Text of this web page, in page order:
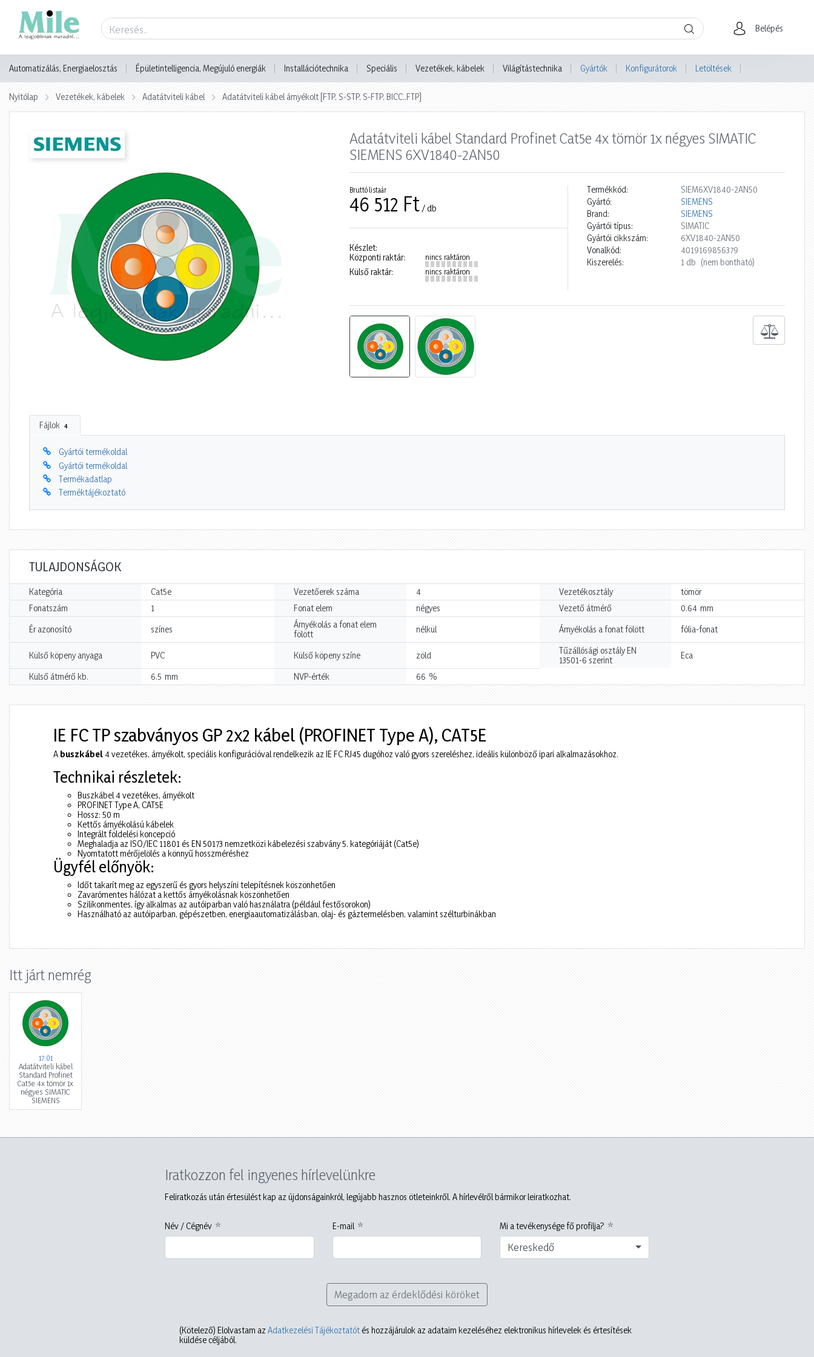
Belépés
Automatizálás, Energiaelosztás Épületintelligencia, Megújuló energiák Installációtechnika Speciális Vezetékek, kábelek Világítástechnika Gyártók Konfigurátorok Letöltések
Nyitólap Vezetékek, kábelek Adatátviteli kábel Adatátviteli kábel árnyékolt [FTP, S-STP, S-FTP, BICC..FTP]
Adatátviteli kábel Standard Profinet Cat5e 4x tömör 1x négyes SIMATIC
SIEMENS 6XV1840-2AN50
Bruttó listaár
46 512 Ft / db
Készlet:
Központi raktár:
nincs raktáron
Külső raktár: nincs raktáron
Termékkód:
SIEM6XV1840-2AN50
Gyártó:
SIEMENS
Brand:
SIEMENS
Gyártói típus:
SIMATIC
Gyártói cikkszám:
6XV1840-2AN50
Vonalkód:
4019169856379
Kiszerelés:
1 db (nem bontható)
Fájlok 4
Gyártói termékoldal
Gyártói termékoldal
Termékadatlap
Terméktájékoztató
TULAJDONSÁGOK
Kategória Cat5e Vezetőerek száma 4 Vezetékosztály
tömör
Fonatszám
1 Fonat elem négyes Vezető átmérő 0.64 mm
Ér azonosító színes
Árnyékolás a fonat elem
fölött
nélkül Árnyékolás a fonat fölött fólia-fonat
Külső köpeny anyaga PVC Külső köpeny színe zöld
Tűzállósági osztály EN
13501-6 szerint
Eca
Külső átmérő kb. 6.5 mm NVP-érték 66 %
IE FC TP szabványos GP 2x2 kábel (PROFINET Type A), CAT5E
A buszkábel 4 vezetékes, árnyékolt, speciális konfigurációval rendelkezik az IE FC RJ45 dugóhoz való gyors szereléshez, ideális különböző ipari alkalmazásokhoz.
Technikai részletek:
Buszkábel 4 vezetékes, árnyékolt
PROFINET Type A, CAT5E
Hossz: 50 m
Kettős árnyékolású kábelek
Integrált földelési koncepció
Meghaladja az ISO/IEC 11801 és EN 50173 nemzetközi kábelezési szabvány 5. kategóriáját (Cat5e)
Nyomtatott mérőjelölés a könnyű hosszméréshez
Ügyfél előnyök:
Időt takarít meg az egyszerű és gyors helyszíni telepítésnek köszönhetően
Zavarómentes hálózat a kettős árnyékolásnak köszönhetően
Szilikonmentes, így alkalmas az autóiparban való használatra (például festősorokon)
Használható az autóiparban, gépészetben, energiaautomatizálásban, olaj- és gáztermelésben, valamint szélturbinákban
Itt járt nemrég
17:01
Adatátviteli kábel
Standard Profinet
Cat5e 4x tömör 1x
négyes SIMATIC
SIEMENS
Iratkozzon fel ingyenes hírlevelünkre
Feliratkozás után értesülést kap az újdonságainkról, legújabb hasznos ötleteinkről. A hírlevélről bármikor leiratkozhat.
Név / Cégnév E-mail Mi a tevékenysége fő profilja?
Kereskedő
Megadom az érdeklődési köröket
(Kötelező) Elolvastam az Adatkezelési Tájékoztatót és hozzájárulok az adataim kezeléséhez elektronikus hírlevelek és értesítések
küldése céljából.
Termék adatlap